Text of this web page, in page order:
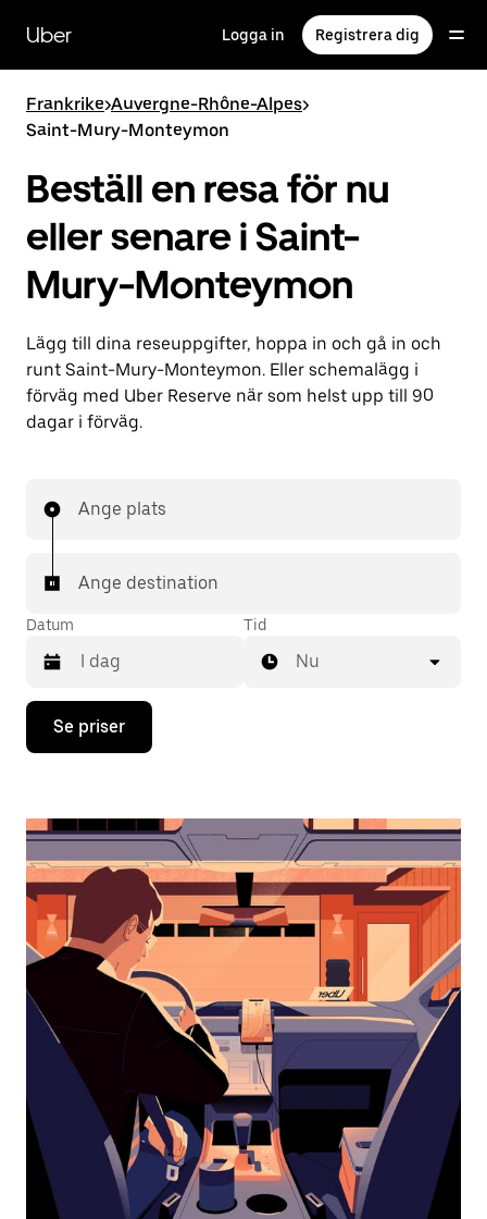
huvudinnehållet
Uber Logga in Registrera dig
Frankrike>Auvergne-Rhône-Alpes>
Saint-Mury-Monteymon
Beställ en resa för nu
eller senare i Saint-
Mury-Monteymon
Lägg till dina reseuppgifter, hoppa in och gå in och
runt Saint-Mury-Monteymon. Eller schemalägg i
förväg med Uber Reserve när som helst upp till 90
dagar i förväg.
Ange plats
Ange destination
Datum
Tryck
nedåtpilen
kalendern
välja
ett
datum.
Tryck
på
ESC-
knappen
för
stänga
kalendern.
Tid
Nu
Se priser